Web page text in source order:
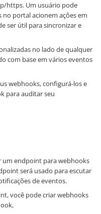
https. Um usuário pode
portal acionem ações em
ser útil para sincronizar e
no lado de qualquer
com base em vários eventos
webhooks, configurá-los e
para auditar seu
um endpoint para webhooks
será usado para escutar
de eventos.
você pode criar webhooks